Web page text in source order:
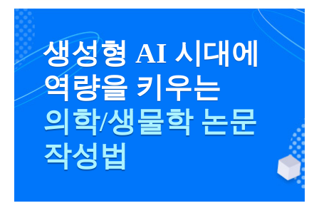
생성형 AI 시대에
역량을 키우는
의학/생물학 논문
작성법